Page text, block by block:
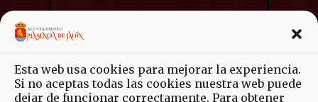
Esta web usa cookies para mejorar la experiencia.
Si no aceptas todas las cookies nuestra web puede
dejar de funcionar correctamente. Para obtener